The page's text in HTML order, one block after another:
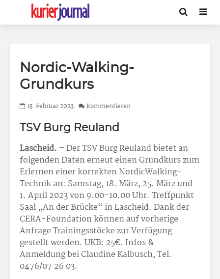
Nordic-Walking-
Grundkurs
15. Februar 2023 Kommentieren
TSV Burg Reuland
Lascheid. – Der TSV Burg Reuland bietet an
folgenden Daten erneut einen Grundkurs zum
Erlernen einer korrekten NordicWalking-
Technik an: Samstag, 18. März, 25. März und
1. April 2023 von 9.00-10.00 Uhr. Treffpunkt
Saal „An der Brücke“ in Lascheid. Dank der
CERA-Foundation können auf vorherige
Anfrage Trainingsstöcke zur Verfügung
gestellt werden. UKB: 25€. Infos &
Anmeldung bei Claudine Kalbusch, Tel.
0476/07 26 03.